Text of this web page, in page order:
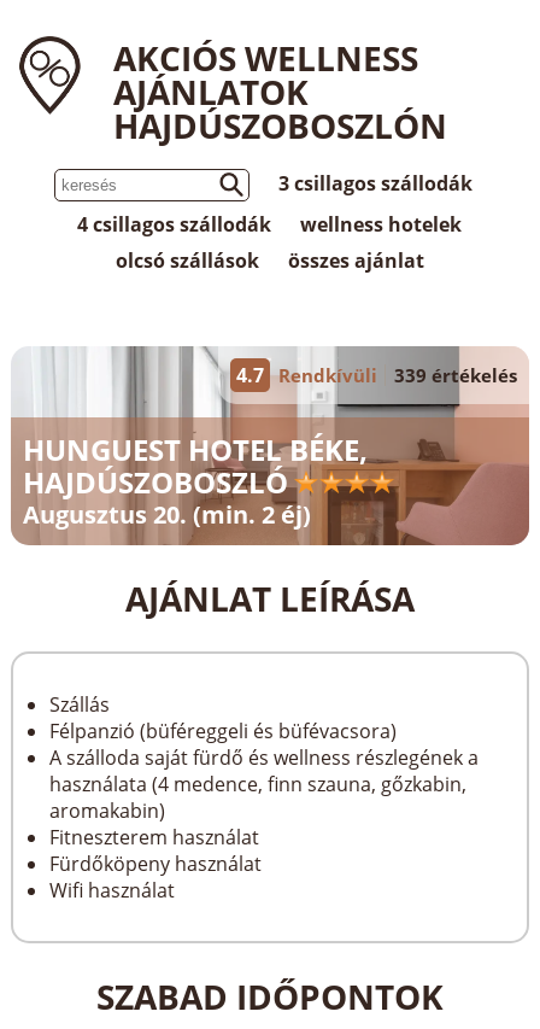
AKCIÓS WELLNESS
AJÁNLATOK
HAJDÚSZOBOSZLÓN
3 csillagos szállodák
4 csillagos szállodák
wellness hotelek
olcsó szállások
összes ajánlat
HUNGUEST HOTEL BÉKE,
HAJDÚSZOBOSZLÓ
Augusztus 20. (min. 2 éj)
4.7 Rendkívüli 339 értékelés
AJÁNLAT LEÍRÁSA
Szállás
Félpanzió (büféreggeli és büfévacsora)
A szálloda saját fürdő és wellness részlegének a
használata (4 medence, finn szauna, gőzkabin,
aromakabin)
Fitneszterem használat
Fürdőköpeny használat
Wifi használat
SZABAD IDŐPONTOK